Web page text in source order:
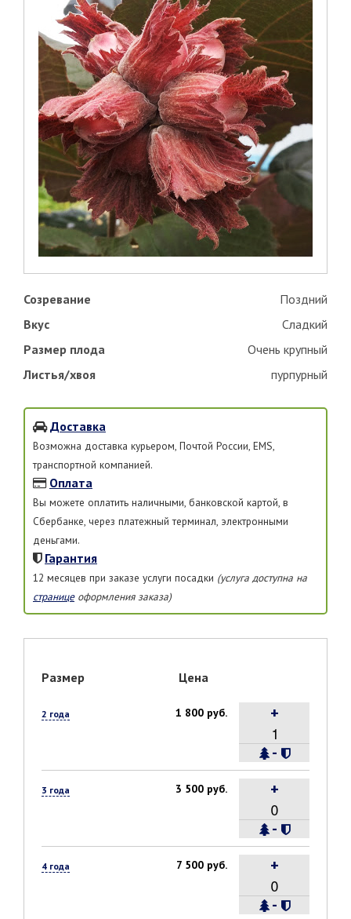
Созревание
Поздний
Вкус
Сладкий
Размер плода
Очень крупный
Листья/хвоя
пурпурный
Доставка
Возможна доставка курьером, Почтой России, EMS,
транспортной компанией.
Оплата
Вы можете оплатить наличными, банковской картой, в
Сбербанке, через платежный терминал, электронными
деньгами.
Гарантия
12 месяцев при заказе услуги посадки (услуга доступна на
страницеоформления заказа)
Размер Цена
2 года 1 800 руб.
-
+
3 года 3 500 руб.
-
+
4 года 7 500 руб.
-
+